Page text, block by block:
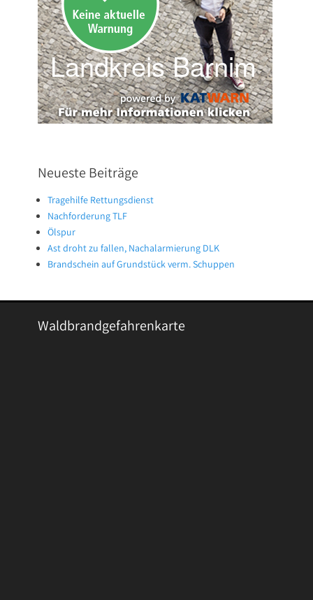
Neueste Beiträge
Tragehilfe Rettungsdienst
Nachforderung TLF
Ölspur
Ast droht zu fallen, Nachalarmierung DLK
Brandschein auf Grundstück verm. Schuppen
Waldbrandgefahrenkarte